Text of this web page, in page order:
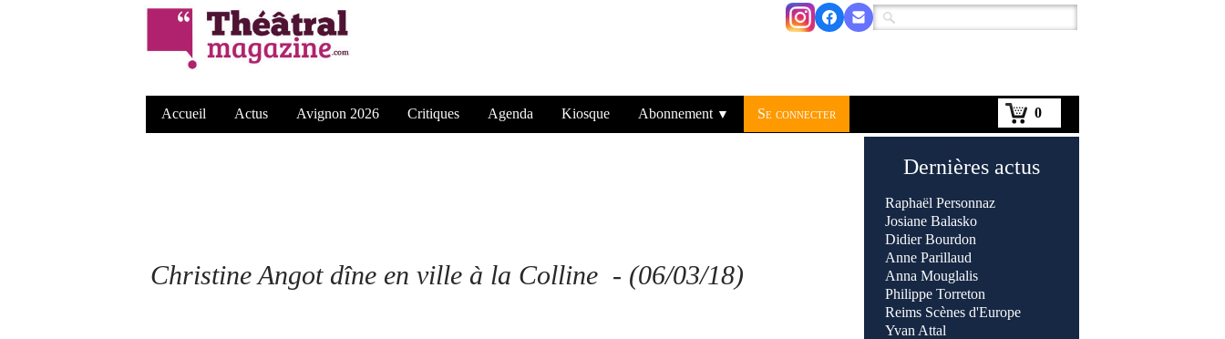
0
Accueil Actus Avignon 2026 Critiques Agenda Kiosque Abonnement ▼ Se connecter
Christine Angot dîne en ville à la Colline - (06/03/18)
Dernières actus
Raphaël Personnaz
Josiane Balasko
Didier Bourdon
Anne Parillaud
Anna Mouglalis
Philippe Torreton
Reims Scènes d'Europe
Yvan Attal